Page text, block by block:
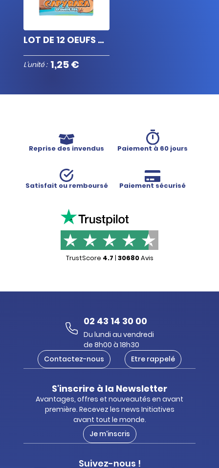
LOT DE 12 OEUFS GROSSISSANTS CAPYBARA
L'unité : 1,25 €
Reprise des invendus Paiement à 60 jours
Satisfait ou remboursé Paiement sécurisé
TrustScore 4.7 | 30680Avis
02 43 14 30 00
Du lundi au vendredi
de 8h00 à 18h30
Contactez-nous
Etre rappelé
S'inscrire à la Newsletter
Avantages, offres et nouveautés en avant
première. Recevez les news Initiatives
avant tout le monde.
Je m'inscris
Suivez-nous !